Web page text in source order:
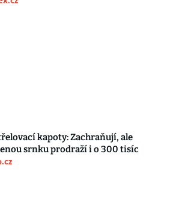
kapoty: Zachraňují, ale
srnku prodraží i o 300 tisíc